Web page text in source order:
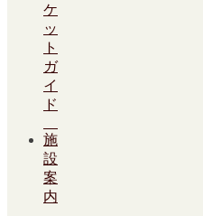
ケ
ッ
ト
ガ
イ
ド
施
設
案
内